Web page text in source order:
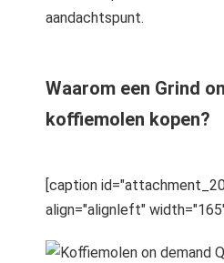
aandachtspunt.
Waarom een Grind
koffiemolen kopen?
[caption
align="alignleft"